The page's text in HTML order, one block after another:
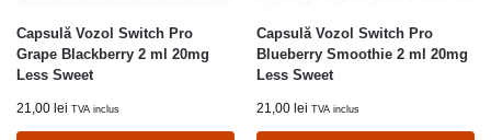
Capsulă Vozol Switch Pro
Grape Blackberry 2 ml 20mg
Less Sweet
21,00 lei TVA inclus
Capsulă Vozol Switch Pro
Blueberry Smoothie 2 ml 20mg
Less Sweet
21,00 lei TVA inclus